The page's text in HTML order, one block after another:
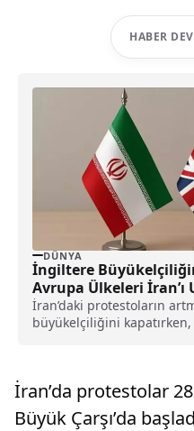
HABER
DÜNYA
İngiltere
Avrupa Ülkeleri İran’ı
İran’daki protestoların
büyükelçiliğini
İran’da protestolar
Büyük Çarşı’da